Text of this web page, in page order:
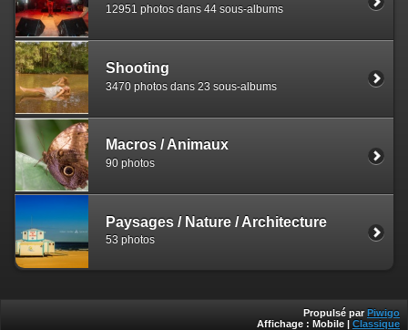
12951 photos dans 44 sous-albums
Shooting
3470 photos dans 23 sous-albums
Macros / Animaux
90 photos
Paysages / Nature / Architecture
53 photos
Propulsé par Piwigo
Affichage : Mobile Classique